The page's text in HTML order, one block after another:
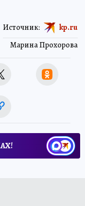
Марина Прохорова
Источник: kp.ru